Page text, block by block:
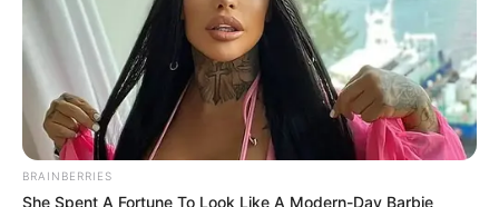
BRAINBERRIES
She Spent A Fortune To Look Like A Modern-Day Barbie